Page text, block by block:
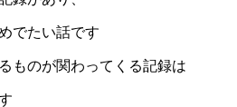
でたい話です
ものが関わってくる記録は